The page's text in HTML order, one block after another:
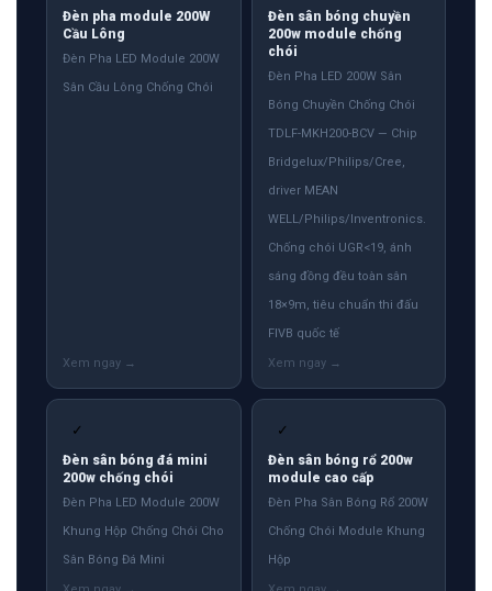
Đèn pha module 200W
Cầu Lông
Đèn Pha LED Module 200W
Sân Cầu Lông Chống Chói
Đèn sân bóng chuyền
200w module chống
chói
Đèn Pha LED 200W Sân
Bóng Chuyền Chống Chói
TDLF-MKH200-BCV — Chip
Bridgelux/Philips/Cree,
driver MEAN
WELL/Philips/Inventronics.
Chống chói UGR<19, ánh
sáng đồng đều toàn sân
18×9m, tiêu chuẩn thi đấu
FIVB quốc tế
✓
Đèn sân bóng đá mini
200w chống chói
Đèn Pha LED Module 200W
Khung Hộp Chống Chói Cho
Sân Bóng Đá Mini
✓
Đèn sân bóng rổ 200w
module cao cấp
Đèn Pha Sân Bóng Rổ 200W
Chống Chói Module Khung
Hộp